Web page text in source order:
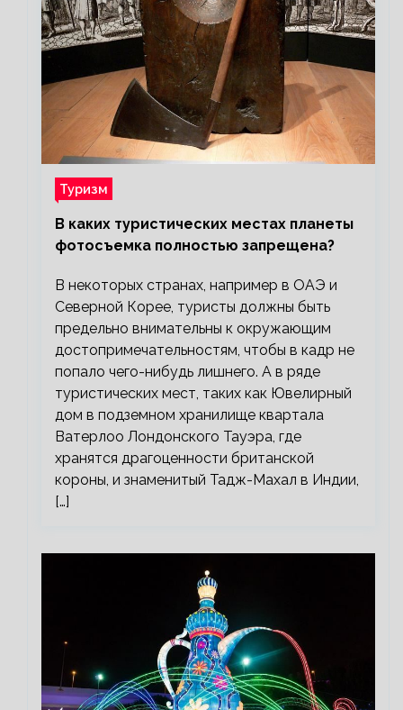
Туризм
В каких туристических местах планеты
фотосъемка полностью запрещена?
В некоторых странах, например в ОАЭ и
Северной Корее, туристы должны быть
предельно внимательны к окружающим
достопримечательностям, чтобы в кадр не
попало чего-нибудь лишнего. А в ряде
туристических мест, таких как Ювелирный
дом в подземном хранилище квартала
Ватерлоо Лондонского Тауэра, где
хранятся драгоценности британской
короны, и знаменитый Тадж-Махал в Индии,
[…]